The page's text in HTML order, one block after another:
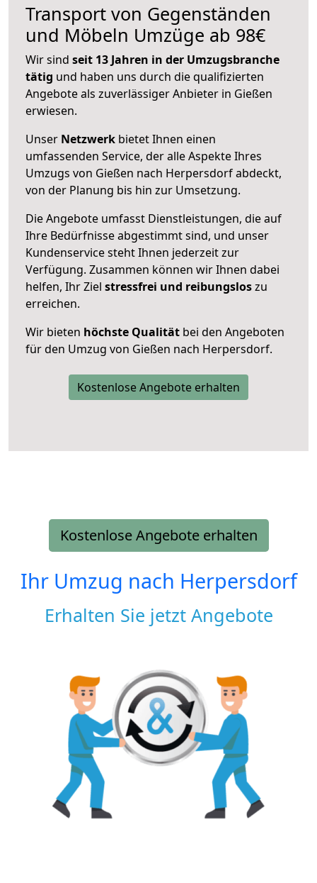
Transport von Gegenständen
und Möbeln Umzüge ab 98€
Wir sind seit 13 Jahren in der Umzugsbranche
tätig und haben uns durch die qualifizierten
Angebote als zuverlässiger Anbieter in Gießen
erwiesen.
Unser Netzwerk bietet Ihnen einen
umfassenden Service, der alle Aspekte Ihres
Umzugs von Gießen nach Herpersdorf abdeckt,
von der Planung bis hin zur Umsetzung.
Die Angebote umfasst Dienstleistungen, die auf
Ihre Bedürfnisse abgestimmt sind, und unser
Kundenservice steht Ihnen jederzeit zur
Verfügung. Zusammen können wir Ihnen dabei
helfen, Ihr Ziel stressfrei und reibungsloszu
erreichen.
Wir bieten höchste Qualität bei den Angeboten
für den Umzug von Gießen nach Herpersdorf.
Kostenlose Angebote erhalten
Kostenlose Angebote erhalten
Ihr Umzug nach Herpersdorf
Erhalten Sie jetzt Angebote